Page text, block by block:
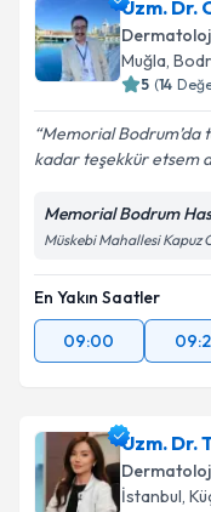
Uzm. Dr.
Muğla,
5 (14
Memorial Bodrum’da
kadar teşekkür etsem
Memorial Bodrum
Müskebi Mahallesi Kapuz
En Yakın Saatler
09:00
Uzm. Dr.
İstanbul,